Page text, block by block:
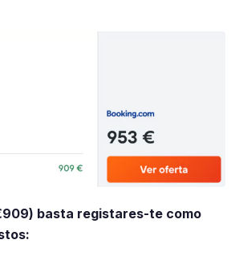
basta registares-te como